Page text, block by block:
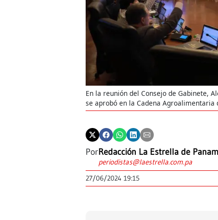
En la reunión del Consejo de Gabinete,
se aprobó en la Cadena Agroalimentaria
PorRedacción La Estrella de
periodistas@laestrella.com.pa
27/06/2024 19:15